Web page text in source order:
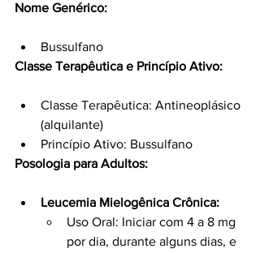
Nome Genérico:
Bussulfano
Classe Terapêutica e Princípio Ativo:
Classe Terapêutica: Antineoplásico
(alquilante)
Princípio Ativo: Bussulfano
Posologia para Adultos:
Leucemia Mielogênica Crônica:
Uso Oral: Iniciar com 4 a 8 mg
por dia, durante alguns dias, e